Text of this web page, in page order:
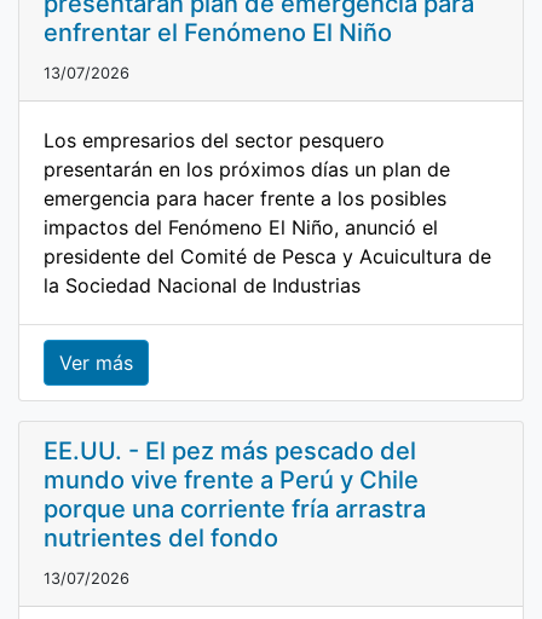
enfrentar el Fenómeno El Niño
13/07/2026
Los empresarios del sector pesquero
presentarán en los próximos días un plan de
emergencia para hacer frente a los posibles
impactos del Fenómeno El Niño, anunció el
presidente del Comité de Pesca y Acuicultura de
la Sociedad Nacional de Industrias
Ver más
EE.UU. - El pez más pescado del
mundo vive frente a Perú y Chile
porque una corriente fría arrastra
nutrientes del fondo
13/07/2026